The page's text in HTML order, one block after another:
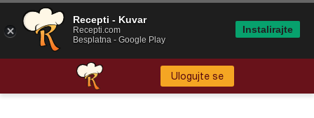
Ulogujte se
Recepti - Kuvar
Recepti.com
Besplatna - Google Play
Instalirajte